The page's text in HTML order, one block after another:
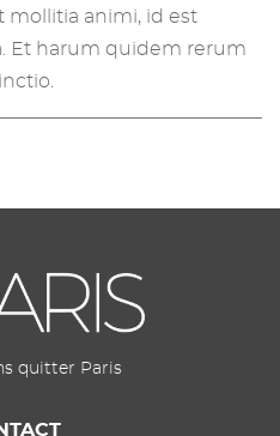
mollitia animi, id est
Et harum quidem rerum
quitter Paris